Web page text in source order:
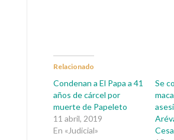
Relacionado
Condenan a El Papa a 41
años de cárcel por
muerte de Papeleto
11 abril, 2019
En «Judicial»
Se